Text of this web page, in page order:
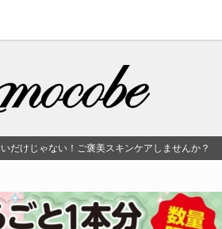
だけじゃない！ご褒美スキンケアしませんか？